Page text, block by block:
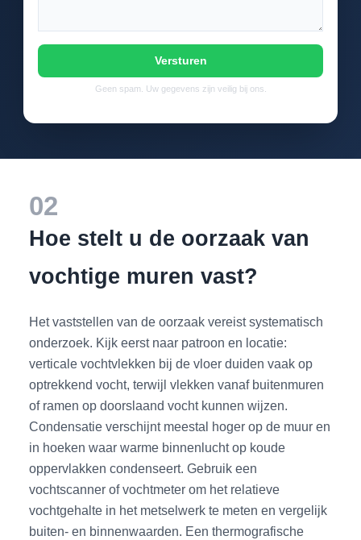
Versturen
Geen spam. Uw gegevens zijn veilig bij ons.
02
Hoe stelt u de oorzaak van
vochtige muren vast?
Het vaststellen van de oorzaak vereist systematisch
onderzoek. Kijk eerst naar patroon en locatie:
verticale vochtvlekken bij de vloer duiden vaak op
optrekkend vocht, terwijl vlekken vanaf buitenmuren
of ramen op doorslaand vocht kunnen wijzen.
Condensatie verschijnt meestal hoger op de muur en
in hoeken waar warme binnenlucht op koude
oppervlakken condenseert. Gebruik een
vochtscanner of vochtmeter om het relatieve
vochtgehalte in het metselwerk te meten en vergelijk
buiten- en binnenwaarden. Een thermografische